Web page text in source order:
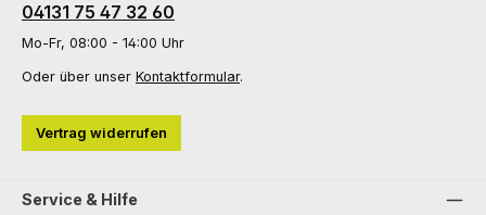
04131 75 47 32 60
Mo-Fr, 08:00 - 14:00 Uhr
Oder über unser Kontaktformular.
Vertrag widerrufen
Service & Hilfe